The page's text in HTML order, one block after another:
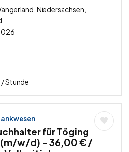
Niedersachsen,
/ Stunde
für Töging
(m/w/d) – 36,00 € /